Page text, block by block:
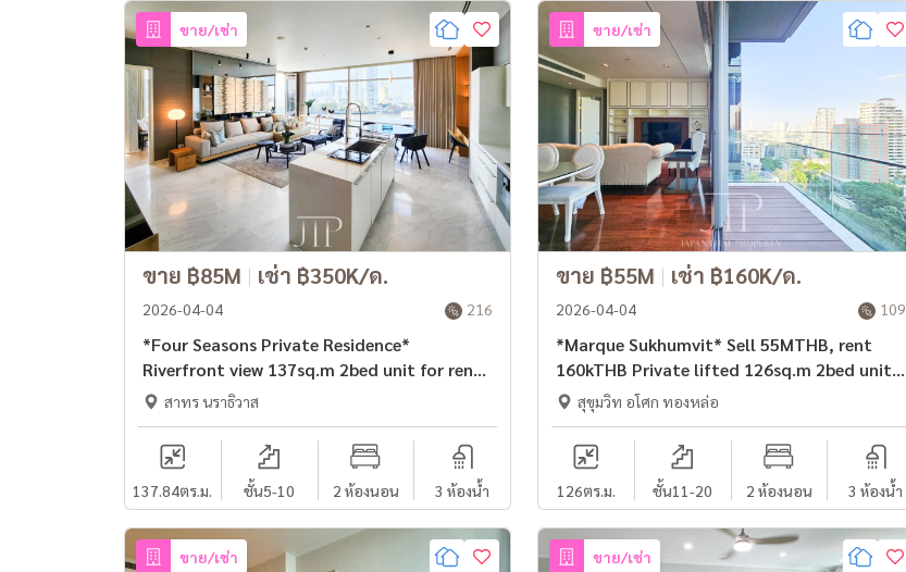
ขาย/เช่า
ขาย ฿85M | เช่า ฿350K/ด.
2026-04-04 216
*Four Seasons Private Residence*
Riverfront view 137sq.m 2bed unit for rent.
*No pet*
สาทร นราธิวาส
137.84ตร.ม. ชั้น5-10 2 ห้องนอน 3 ห้องน้ำ
ขาย/เช่า
ขาย ฿55M | เช่า ฿160K/ด.
2026-04-04 109
*Marque Sukhumvit* Sell 55MTHB, rent
160kTHB Private lifted 126sq.m 2bed unit
nearby BTS Phrom Phong.
สุขุมวิท อโศก ทองหล่อ
126ตร.ม. ชั้น11-20 2 ห้องนอน 3 ห้องน้ำ
ขาย/เช่า ขาย/เช่า